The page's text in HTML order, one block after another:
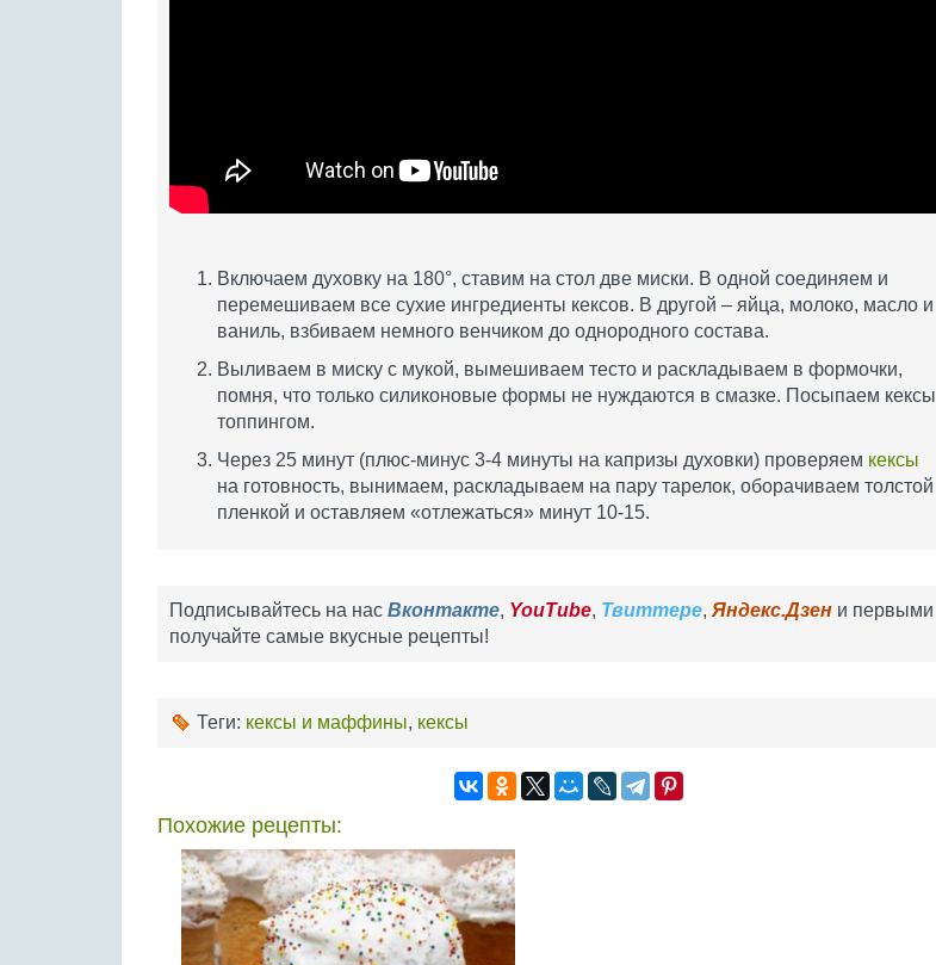
Включаем духовку на 180°, ставим на стол две миски. В одной соединяем и
перемешиваем все сухие ингредиенты кексов. В другой – яйца, молоко, масло и
ваниль, взбиваем немного венчиком до однородного состава.
Выливаем в миску с мукой, вымешиваем тесто и раскладываем в формочки,
помня, что только силиконовые формы не нуждаются в смазке. Посыпаем кексы
топпингом.
Через 25 минут (плюс-минус 3-4 минуты на капризы духовки) проверяем кексы
на готовность, вынимаем, раскладываем на пару тарелок, оборачиваем толстой
пленкой и оставляем «отлежаться» минут 10-15.
Подписывайтесь на нас Вконтакте, YouTube, Твиттере, Яндекс.Дзен и первыми
получайте самые вкусные рецепты!
Теги: кексы и маффины, кексы
Похожие рецепты: